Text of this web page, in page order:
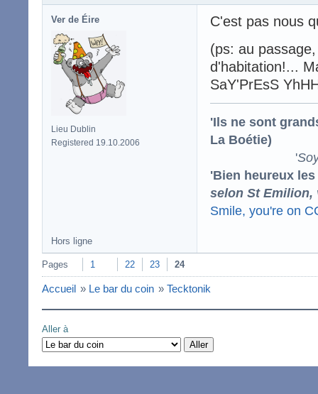
Ver de Éire
Lieu Dublin
Registered 19.10.2006
C'est pas nous
(ps: au
d'habitation!...
SaY'PrEsS
'Ils ne sont
La Boétie)
'
'Bien heureux
selon St Emilion,
Smile, you're on
Hors ligne
Pages 1 22 23 24
Accueil » Le bar du coin » Tecktonik
Aller à